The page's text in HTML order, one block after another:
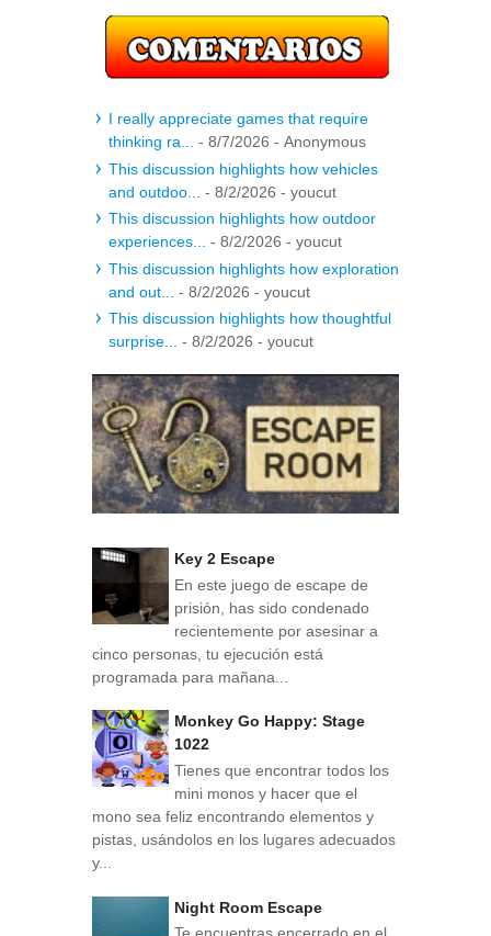
I really appreciate games that require
thinking ra...
- 8/7/2026 - Anonymous
This discussion highlights how vehicles
and outdoo...
- 8/2/2026 - youcut
This discussion highlights how outdoor
experiences...
- 8/2/2026 - youcut
This discussion highlights how exploration
and out...
- 8/2/2026 - youcut
This discussion highlights how thoughtful
surprise...
- 8/2/2026 - youcut
Key 2 Escape
En este juego de escape de
prisión, has sido condenado
recientemente por asesinar a
cinco personas, tu ejecución está
programada para mañana...
Monkey Go Happy: Stage
1022
Tienes que encontrar todos los
mini monos y hacer que el
mono sea feliz encontrando elementos y
pistas, usándolos en los lugares adecuados
y...
Night Room Escape